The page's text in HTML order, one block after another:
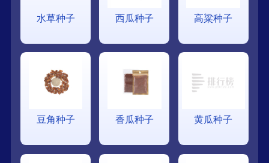
水草种子 西瓜种子 高粱种子
豆角种子 香瓜种子 黄瓜种子